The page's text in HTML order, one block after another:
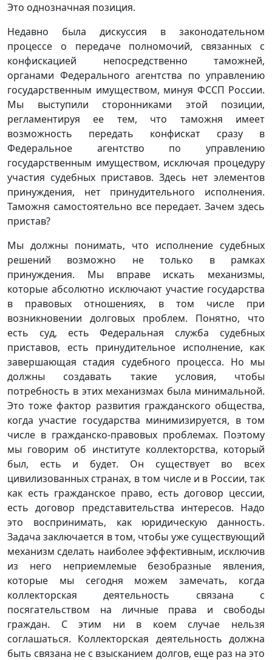
Это однозначная позиция.
Недавно была дискуссия в законодательном
процессе о передаче полномочий, связанных с
конфискацией непосредственно таможней,
органами Федерального агентства по управлению
государственным имуществом, минуя ФССП России.
Мы выступили сторонниками этой позиции,
регламентируя ее тем, что таможня имеет
возможность передать конфискат сразу в
Федеральное агентство по управлению
государственным имуществом, исключая процедуру
участия судебных приставов. Здесь нет элементов
принуждения, нет принудительного исполнения.
Таможня самостоятельно все передает. Зачем здесь
пристав?
Мы должны понимать, что исполнение судебных
решений возможно не только в рамках
принуждения. Мы вправе искать механизмы,
которые абсолютно исключают участие государства
в правовых отношениях, в том числе при
возникновении долговых проблем. Понятно, что
есть суд, есть Федеральная служба судебных
приставов, есть принудительное исполнение, как
завершающая стадия судебного процесса. Но мы
должны создавать такие условия, чтобы
потребность в этих механизмах была минимальной.
Это тоже фактор развития гражданского общества,
когда участие государства минимизируется, в том
числе в гражданско-правовых проблемах. Поэтому
мы говорим об институте коллекторства, который
был, есть и будет. Он существует во всех
цивилизованных странах, в том числе и в России, так
как есть гражданское право, есть договор цессии,
есть договор представительства интересов. Надо
это воспринимать, как юридическую данность.
Задача заключается в том, чтобы уже существующий
механизм сделать наиболее эффективным, исключив
из него неприемлемые безобразные явления,
которые мы сегодня можем замечать, когда
коллекторская деятельность связана с
посягательством на личные права и свободы
граждан. С этим ни в коем случае нельзя
соглашаться. Коллекторская деятельность должна
быть связана не с взысканием долгов, еще раз на это